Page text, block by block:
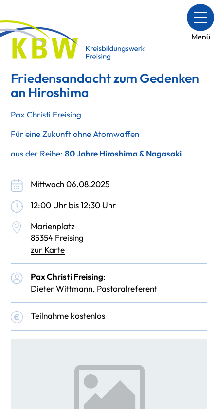
Menü
Friedensandacht zum Gedenken
an Hiroshima
Pax Christi Freising
Für eine Zukunft ohne Atomwaffen
aus der Reihe:80 Jahre Hiroshima & Nagasaki
Mittwoch 06.08.2025
12:00 Uhr bis 12:30 Uhr
Marienplatz
85354 Freising
zur Karte
Pax Christi Freising:
Dieter Wittmann, Pastoralreferent
Teilnahme kostenlos